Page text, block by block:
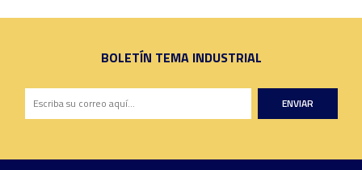
BOLETÍN TEMA INDUSTRIAL
ENVIAR